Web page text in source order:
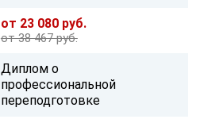
от 23 080 руб.
от 38 467 руб.
Диплом о
профессиональной
переподготовке